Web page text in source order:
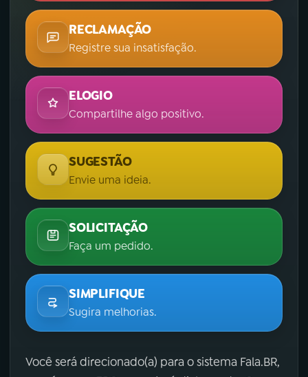
RECLAMAÇÃO
Registre sua insatisfação.
ELOGIO
Compartilhe algo positivo.
SUGESTÃO
Envie uma ideia.
SOLICITAÇÃO
Faça um pedido.
SIMPLIFIQUE
Sugira melhorias.
Você será direcionado(a) para o sistema Fala.BR,